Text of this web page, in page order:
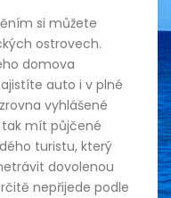
si můžete
ostrovech.
domova
auto i v plné
vyhlášené
mít půjčené
turistu, který
dovolenou
nepřijede podle